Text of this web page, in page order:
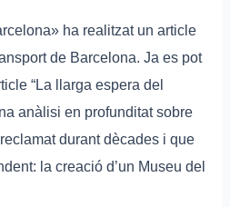
ha realitzat un article
de Barcelona. Ja es pot
“La llarga espera del
anàlisi en profunditat sobre
durant dècades i que
la creació d’un Museu del